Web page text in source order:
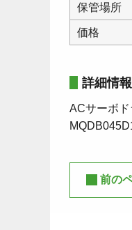
保管場所
価格
詳細情報
ACサーボ
前の